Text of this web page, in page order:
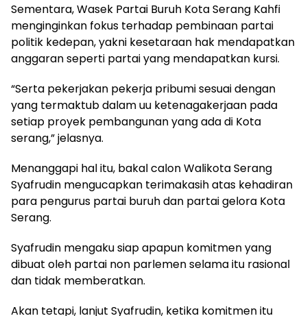
Sementara, Wasek Partai Buruh Kota Serang Kahfi
menginginkan fokus terhadap pembinaan partai
politik kedepan, yakni kesetaraan hak mendapatkan
anggaran seperti partai yang mendapatkan kursi.
“Serta pekerjakan pekerja pribumi sesuai dengan
yang termaktub dalam uu ketenagakerjaan pada
setiap proyek pembangunan yang ada di Kota
serang,” jelasnya.
Menanggapi hal itu, bakal calon Walikota Serang
Syafrudin mengucapkan terimakasih atas kehadiran
para pengurus partai buruh dan partai gelora Kota
Serang.
Syafrudin mengaku siap apapun komitmen yang
dibuat oleh partai non parlemen selama itu rasional
dan tidak memberatkan.
Akan tetapi, lanjut Syafrudin, ketika komitmen itu